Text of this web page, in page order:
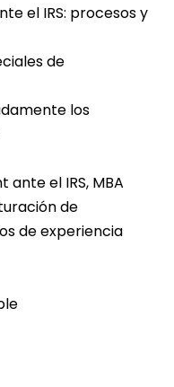
el IRS: procesos y
de
los
el IRS, MBA
de
de experiencia